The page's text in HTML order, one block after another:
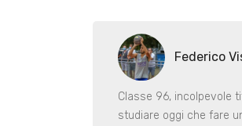
Federico
Classe 96, incolpevole
studiare oggi che fare